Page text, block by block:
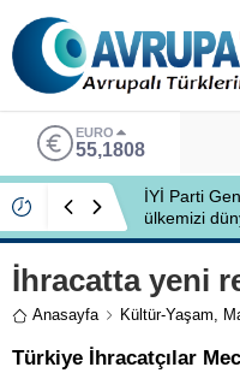
EURO
55,1808
İYİ Parti
ülkemizi
İhracatta yeni
Anasayfa Kültür-Yaşam,
Türkiye İhracatçılar